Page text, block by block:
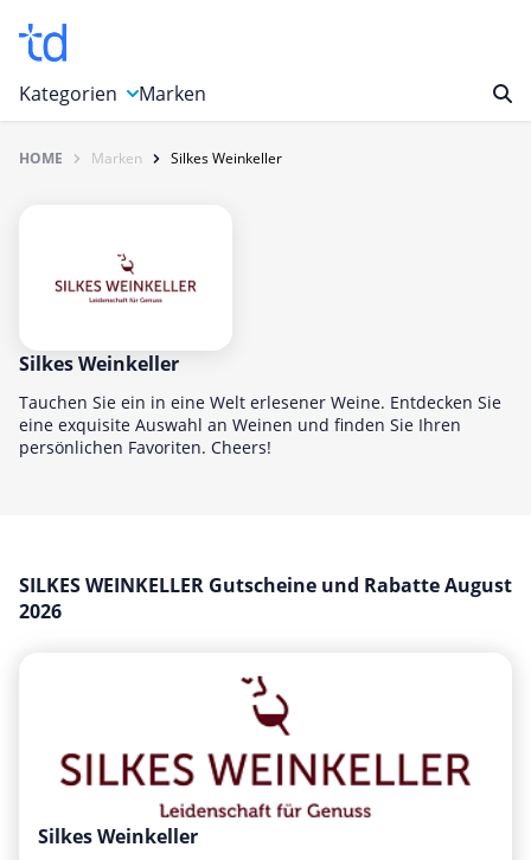
Kategorien
Auto, Motorrad & Werkzeuge
Computer & Elektronik
Essen & Trinken
Foto, Druck & Büro
Gaming & Spielzeug
Mode & Accessoires
Marken
HOME Marken Silkes Weinkeller
Silkes Weinkeller
Tauchen Sie ein in eine Welt erlesener Weine. Entdecken Sie
eine exquisite Auswahl an Weinen und finden Sie Ihren
persönlichen Favoriten. Cheers!
SILKES WEINKELLER Gutscheine und Rabatte August
2026
Silkes Weinkeller